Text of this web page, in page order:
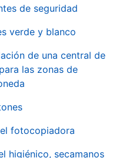
de seguridad
verde y blanco
de una central de
las zonas de
fotocopiadora
higiénico, secamanos